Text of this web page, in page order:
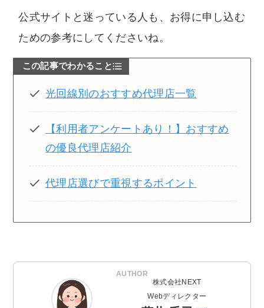
公式サイトと迷っている人も、お得に申し込む
ための参考にしてくださいね。
この記事でわかること
光回線別のおすすめ代理店一覧
【利用者アンケートあり！】おすすめ
の優良代理店紹介
代理店選びで重視するポイント
AUTHOR
株式会社NEXT
Webディレクター